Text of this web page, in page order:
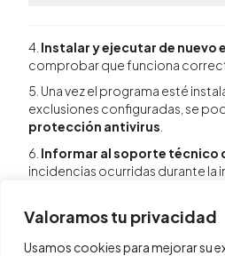
Valoramos tu privacidad
Usamos cookies para mejorar su
4. Instalar y ejecutar de nuevo
comprobar que funciona
5. Una vez el programa esté
exclusiones configuradas, se
protección antivirus
6. Informar al soporte técnico
incidencias ocurridas durante la
identificado de la base de datos
actualización, asegurando la